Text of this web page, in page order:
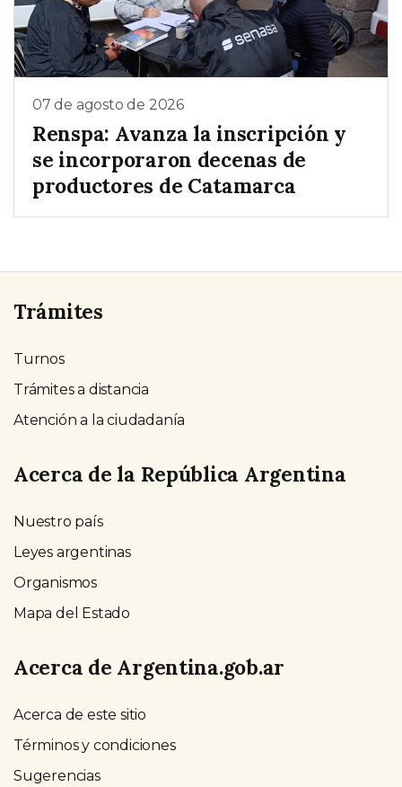
07 de agosto de 2026
Renspa: Avanza la inscripción y
se incorporaron decenas de
productores de Catamarca
Trámites
Turnos
Trámites a distancia
Atención a la ciudadanía
Acerca de la República Argentina
Nuestro país
Leyes argentinas
Organismos
Mapa del Estado
Acerca de Argentina.gob.ar
Acerca de este sitio
Términos y condiciones
Sugerencias